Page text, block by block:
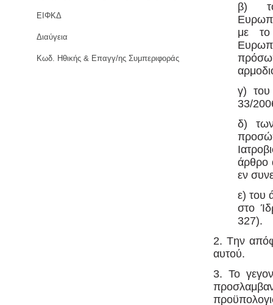
ΕΙΦΚΔ
Διαύγεια
Κωδ. Ηθικής & Επαγγ/ης Συμπεριφοράς
β)
με
γ)
33/
δ)
άρθρο
εν
ε) του
στο
2. Tην
αυτού.
3. Το